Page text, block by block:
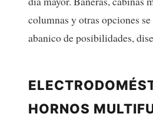
columnas y otras opciones
abanico de posibilidades,
HORNOS